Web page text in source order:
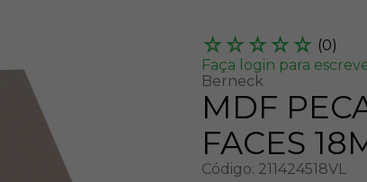
☆ ☆ ☆ ☆ ☆ (0)
Faça login para
Berneck
MDF
FACES
Código: 211424518VL
5º
mdf 15mm
6º
7º
napa
8
mdf a4
9 º
pinus